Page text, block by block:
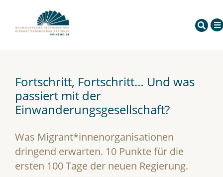
Fortschritt, Fortschritt… Und was
passiert mit der
Einwanderungsgesellschaft?
Was Migrant*innenorganisationen
dringend erwarten. 10 Punkte für die
ersten 100 Tage der neuen Regierung.